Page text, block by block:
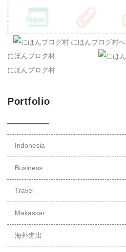
にほんブログ村
にほんブログ村
Portfolio
Indonesia
Business
Travel
Makassar
海外進出